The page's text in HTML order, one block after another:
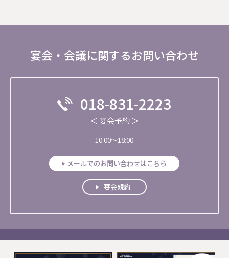
宴会・会議に関するお問い合わせ
018-831-2223
＜ 宴会予約 ＞
10:00～18:00
メールでのお問い合わせはこちら
宴会規約